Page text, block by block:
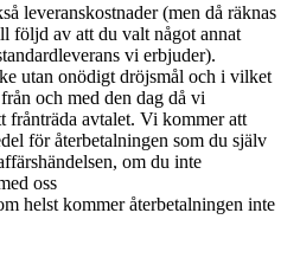
leveranskostnader (men då räknas
följd av att du valt något annat
vi erbjuder).
utan onödigt dröjsmål och i vilket
och med den dag då vi
frånträda avtalet. Vi kommer att
för återbetalningen som du själv
om du inte
oss
helst kommer återbetalningen inte